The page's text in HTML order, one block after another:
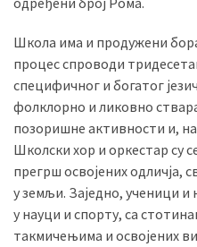
Школа има и продужени
процес спроводи
специфичног и богатог
фолклорно и ликовно
позоришне активности и,
Школски хор и оркестар су
прегрш освојених одличја,
у земљи. Заједно, ученици
у науци и спорту, са
такмичењима и освојених